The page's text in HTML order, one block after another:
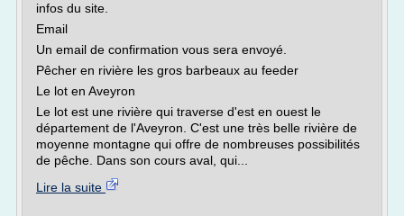
infos du site.
Email
Un email de confirmation vous sera envoyé.
Pêcher en rivière les gros barbeaux au feeder
Le lot en Aveyron
Le lot est une rivière qui traverse d'est en ouest le
département de l'Aveyron. C'est une très belle rivière de
moyenne montagne qui offre de nombreuses possibilités
de pêche. Dans son cours aval, qui...
Lire la suite